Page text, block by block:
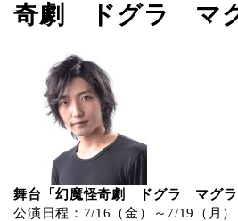
奇劇 ドグラ マ
舞台「幻魔怪奇劇 ドグラ マグラ
公演日程： 7/16 （金）～ 7/19
（月